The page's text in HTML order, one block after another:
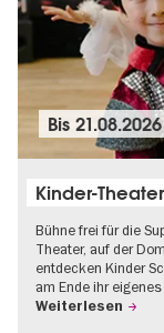
Bis21.08.2026
Kinder-
Bühne frei für die
Theater, auf der
entdecken Kinder
am Ende ihr
Weiterlesen